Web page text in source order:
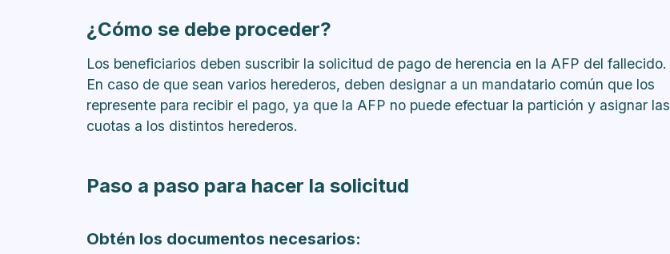
¿Cómo se debe proceder?
Los beneficiarios deben suscribir la solicitud de pago de herencia en la AFP del fallecido.
En caso de que sean varios herederos, deben designar a un mandatario común que los
represente para recibir el pago, ya que la AFP no puede efectuar la partición y asignar las
cuotas a los distintos herederos.
Paso a paso para hacer la solicitud
Obtén los documentos necesarios: